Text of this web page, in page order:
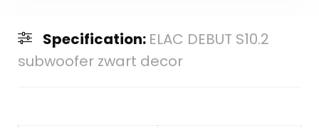
Specification: ELAC DEBUT S10.2
subwoofer zwart decor